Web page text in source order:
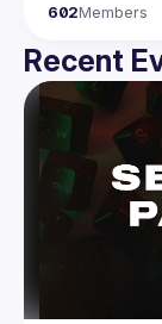
602Members
Recent